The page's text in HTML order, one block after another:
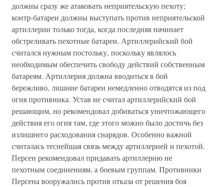
должны сразу же атаковать неприятельскую пехоту;
контр-батареи должны выступать против неприятельской
артиллерии только тогда, когда последняя начинает
обстреливать пехотные батареи. Артиллерийский бой
считался нужным постольку, поскольку являлось
необходимым обеспечить свободу действий собственным
батареям. Артиллерия должна вводиться в бой
бережливо, лишние батареи немедленно отводятся из под
огня противника. Устав не считал артиллерийский бой
решающим, но рекомендовал добиваться уничтожающего
действия его огня там, где этого можно было достичь без
излишнего расходования снарядов. Особенно важной
считалась теснейшая связь между артиллерией и пехотой.
Персен рекомендовал придавать артиллерию не
пехотным соединениям, а боевым группам. Противники
Персена вооружались против отказа от решения боя